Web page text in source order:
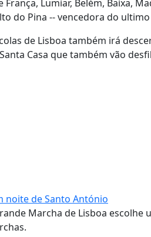
Lumiar, Belém, Baixa,
do Pina -- vencedora do
de Lisboa também irá
Casa que também vão
noite de Santo António
Marcha de Lisboa escolhe